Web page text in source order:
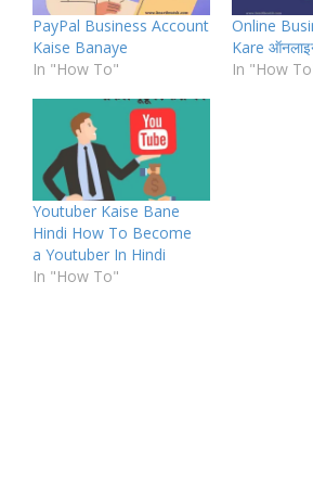
PayPal Business Account
Kaise Banaye
In "How To"
Online
Kare
In "How
Youtuber Kaise Bane
Hindi How To Become
a Youtuber In Hindi
In "How To"